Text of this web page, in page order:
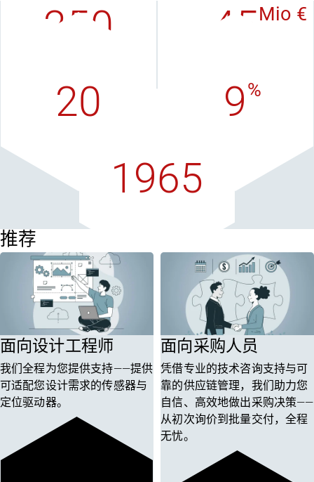
250 45Mio €
20 9%
1965
推荐
面向设计工程师
我们全程为您提供支持——提供
可适配您设计需求的传感器与
定位驱动器。
面向采购人员
凭借专业的技术咨询支持与可
靠的供应链管理，我们助力您
自信、高效地做出采购决策——
从初次询价到批量交付，全程
无忧。